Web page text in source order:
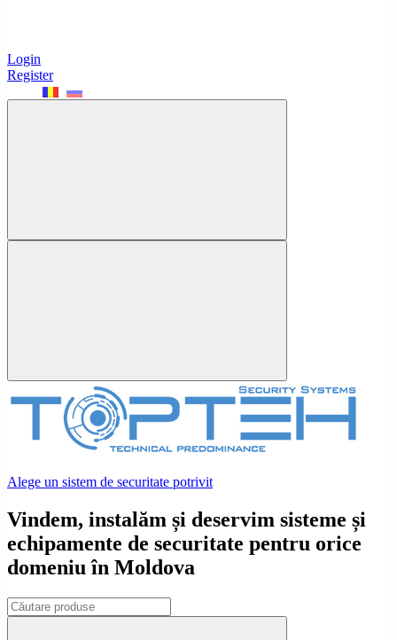
Login
Register
Alege un sistem de securitate potrivit
Vindem, instalăm și deservim sisteme și
echipamente de securitate pentru orice
domeniu în Moldova